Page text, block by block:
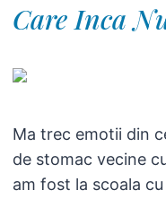
Care Inca
Ma trec emotii din
de stomac vecine
am fost la scoala